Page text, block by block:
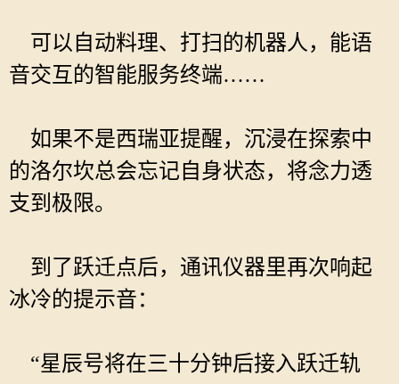
可以自动料理、打扫的机器人，能语
音交互的智能服务终端……
如果不是西瑞亚提醒，沉浸在探索中
的洛尔坎总会忘记自身状态，将念力透
支到极限。
到了跃迁点后，通讯仪器里再次响起
冰冷的提示音：
“星辰号将在三十分钟后接入跃迁轨